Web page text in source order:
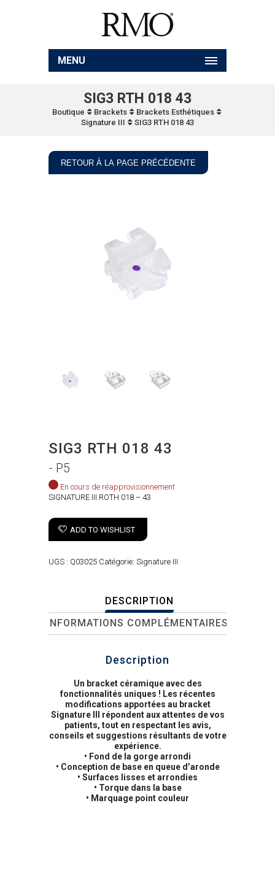
MENU
SIG3 RTH 018 43
Boutique Brackets
Brackets Esthétiques
Signature III
SIG3 RTH 018 43
RETOUR À LA PAGE PRÉCÉDENTE
SIG3 RTH 018 43
- P5
En cours de réapprovisionnement
SIGNATURE III ROTH 018 – 43
ADD TO WISHLIST
UGS : Q03025 Catégorie: Signature III
DESCRIPTION
INFORMATIONS COMPLÉMENTAIRES
Description
Un bracket céramique avec des
fonctionnalités uniques ! Les récentes
modifications apportées au bracket
Signature III répondent aux attentes de vos
patients, tout en respectant les avis,
conseils et suggestions résultants de votre
expérience.
• Fond de la gorge arrondi
• Conception de base en queue d’aronde
• Surfaces lisses et arrondies
• Torque dans la base
• Marquage point couleur